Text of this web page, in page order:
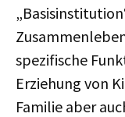
spezifische
Erziehung von
Familie aber